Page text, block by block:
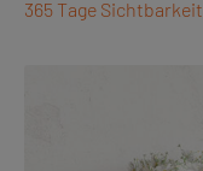
365 Tage Sichtbarkeit